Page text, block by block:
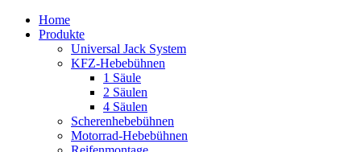
Home
Produkte
Universal Jack System
KFZ-Hebebühnen
1 Säule
2 Säulen
4 Säulen
Scherenhebebühnen
Motorrad-Hebebühnen